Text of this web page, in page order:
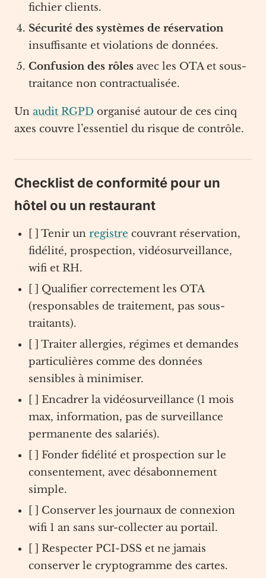
fichier clients.
Sécurité des systèmes de réservation
insuffisante et violations de données.
Confusion des rôles avec les OTA et sous-
traitance non contractualisée.
Un audit RGPD organisé autour de ces cinq
axes couvre l’essentiel du risque de contrôle.
Checklist de conformité pour un
hôtel ou un restaurant
[ ] Tenir un registre couvrant réservation,
fidélité, prospection, vidéosurveillance,
wifi et RH.
[ ] Qualifier correctement les OTA
(responsables de traitement, pas sous-
traitants).
[ ] Traiter allergies, régimes et demandes
particulières comme des données
sensibles à minimiser.
[ ] Encadrer la vidéosurveillance (1 mois
max, information, pas de surveillance
permanente des salariés).
[ ] Fonder fidélité et prospection sur le
consentement, avec désabonnement
simple.
[ ] Conserver les journaux de connexion
wifi 1 an sans sur-collecter au portail.
[ ] Respecter PCI-DSS et ne jamais
conserver le cryptogramme des cartes.